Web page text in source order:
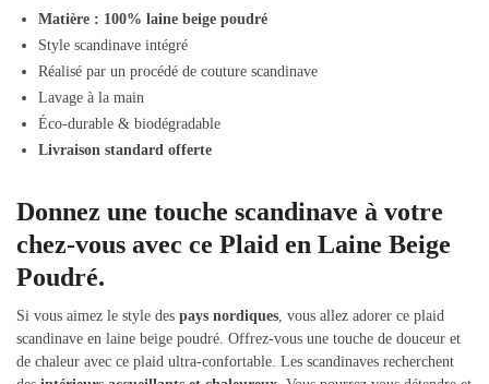
Matière : 100% laine beige poudré
Style scandinave intégré
Réalisé par un procédé de couture scandinave
Lavage à la main
Éco-durable & biodégradable
Livraison standard offerte
Donnez une touche scandinave à votre
chez-vous avec ce Plaid en Laine Beige
Poudré.
Si vous aimez le style des pays nordiques, vous allez adorer ce plaid
scandinave en laine beige poudré. Offrez-vous une touche de douceur et
de chaleur avec ce plaid ultra-confortable. Les scandinaves recherchent